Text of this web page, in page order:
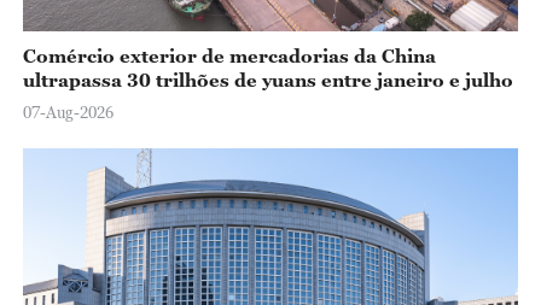
Comércio exterior de mercadorias da China
ultrapassa 30 trilhões de yuans entre janeiro e julho
07-Aug-2026